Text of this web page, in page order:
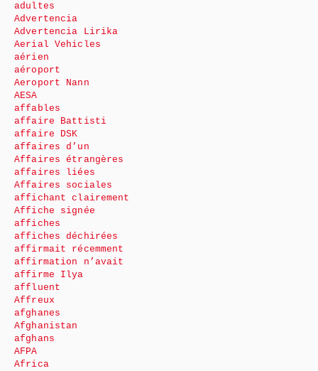
adultes
Advertencia
Advertencia Lirika
Aerial Vehicles
aérien
aéroport
Aeroport Nann
AESA
affables
affaire Battisti
affaire DSK
affaires d’un
Affaires étrangères
affaires liées
Affaires sociales
affichant clairement
Affiche signée
affiches
affiches déchirées
affirmait récemment
affirmation n’avait
affirme Ilya
affluent
Affreux
afghanes
Afghanistan
afghans
AFPA
Africa